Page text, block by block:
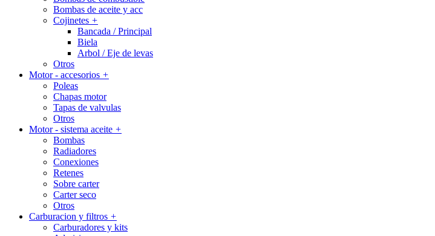
Bombas de aceite y acc
Cojinetes +
Bancada / Principal
Biela
Arbol / Eje de levas
Otros
Motor - accesorios +
Poleas
Chapas motor
Tapas de valvulas
Otros
Motor - sistema aceite +
Bombas
Radiadores
Conexiones
Retenes
Sobre carter
Carter seco
Otros
Carburacion y filtros +
Carburadores y kits